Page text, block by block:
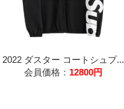
2022 ダスター コートシュプ...
会員価格： 12800円